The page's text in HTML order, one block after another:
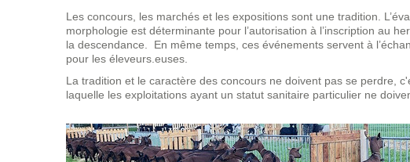
Les concours, les marchés et les expositions sont une tradition.
morphologie est déterminante pour l’autorisation à l’inscription au
la descendance. En même temps, ces événements servent à
pour les éleveurs.euses.
La tradition et le caractère des concours ne doivent pas se perdre,
laquelle les exploitations ayant un statut sanitaire particulier ne